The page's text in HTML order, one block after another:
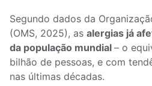
Segundo dados da
(OMS, 2025), as alergias já
da população mundial – o
bilhão de pessoas, e com
nas últimas décadas.